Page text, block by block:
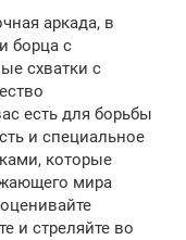
аркада, в
борца с
схватки с
есть для борьбы
и специальное
которые
мира
и стреляйте во